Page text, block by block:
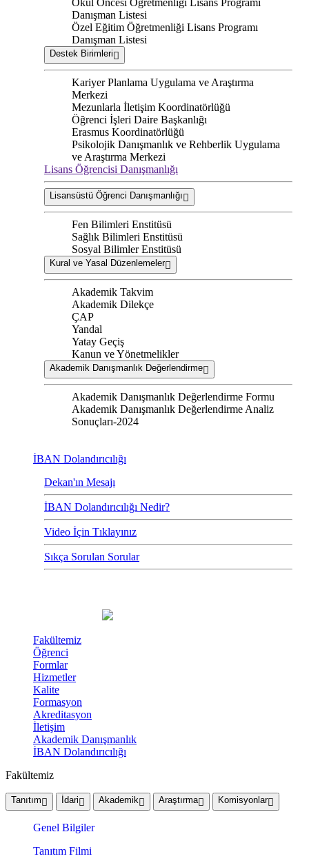
Okul Öncesi Öğretmenliği Lisans Programı
Danışman Listesi
Özel Eğitim Öğretmenliği Lisans Programı
Danışman Listesi
Destek Birimleri
Kariyer Planlama Uygulama ve Araştırma
Merkezi
Mezunlarla İletişim Koordinatörlüğü
Öğrenci İşleri Daire Başkanlığı
Erasmus Koordinatörlüğü
Psikolojik Danışmanlık ve Rehberlik Uygulama
ve Araştırma Merkezi
Lisans Öğrencisi Danışmanlığı
Lisansüstü Öğrenci Danışmanlığı
Fen Bilimleri Enstitüsü
Sağlık Bilimleri Enstitüsü
Sosyal Bilimler Enstitüsü
Kural ve Yasal Düzenlemeler
Akademik Takvim
Akademik Dilekçe
ÇAP
Yandal
Yatay Geçiş
Kanun ve Yönetmelikler
Akademik Danışmanlık Değerlendirme
Akademik Danışmanlık Değerlendirme Formu
Akademik Danışmanlık Değerlendirme Analiz
Sonuçları-2024
İBAN Dolandırıcılığı
Dekan'ın Mesajı
İBAN Dolandırıcılığı Nedir?
Video İçin Tıklayınız
Sıkça Sorulan Sorular
Fakültemiz
Öğrenci
Formlar
Hizmetler
Kalite
Formasyon
Akreditasyon
İletişim
Akademik Danışmanlık
İBAN Dolandırıcılığı
Fakültemiz
Tanıtım İdari Akademik Araştırma Komisyonlar
Genel Bilgiler
Tanıtım Filmi